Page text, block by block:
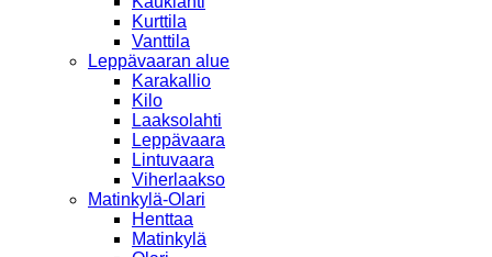
Kurttila
Vanttila
Leppävaaran alue
Karakallio
Kilo
Laaksolahti
Leppävaara
Lintuvaara
Viherlaakso
Matinkylä-Olari
Henttaa
Matinkylä